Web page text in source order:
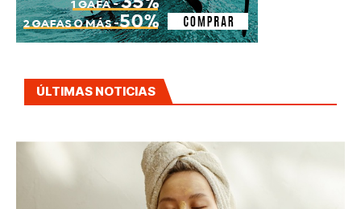
ÚLTIMAS NOTICIAS